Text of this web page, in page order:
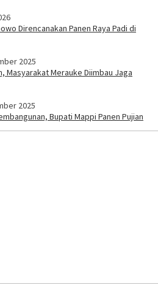
Direncanakan Panen Raya Padi di
2025
Masyarakat Merauke Diimbau Jaga
2025
Bupati Mappi Panen Pujian